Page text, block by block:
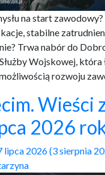
na start
stabilne
Trwa nabór do
Wojskowej, która
rozwoju
Wieści
2026
lipca 2026(3 sierpnia